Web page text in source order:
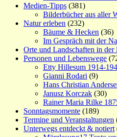
Medien-Tipps (381)
Bilderbücher aus aller
Natur erleben (232)
Bäume & Hecken (36)
Im Gespräch mit der
Orte und Landschaften in der
Personen und Lebenswege
Etty Hillesum 1914-
Gianni Rodari (9)
Hans Christian
Janusz Korczak (30)
Rainer Maria Rilke
Sonntagsmomente (189)
Termine und Veranstaltungen
Unterwegs entdeckt & notiert